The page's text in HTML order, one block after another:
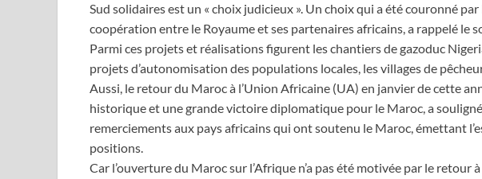
Sud solidaires est un « choix judicieux ». Un choix qui a été couronné
coopération entre le Royaume et ses partenaires africains, a rappelé le
Parmi ces projets et réalisations figurent les chantiers de gazoduc
projets d’autonomisation des populations locales, les villages de
Aussi, le retour du Maroc à l’Union Africaine (UA) en janvier de cette
historique et une grande victoire diplomatique pour le Maroc, a
remerciements aux pays africains qui ont soutenu le Maroc, émettant
positions.
Car l’ouverture du Maroc sur l’Afrique n’a pas été motivée par le retour